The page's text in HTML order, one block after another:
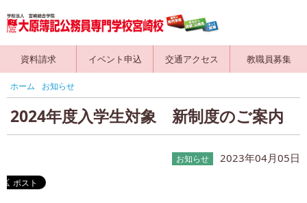
資料請求 イベント申込 交通アクセス 教職員募集
ホーム お知らせ
2024年度入学生対象 新制度のご案内
お知らせ 2023年04月05日